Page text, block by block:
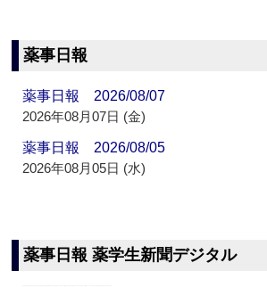
薬事日報
薬事日報 2026/08/07
2026年08月07日 (金)
薬事日報 2026/08/05
2026年08月05日 (水)
薬事日報 薬学生新聞デジタル